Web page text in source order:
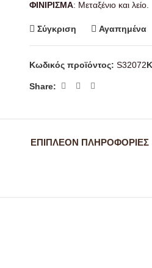
ΦΙΝΙΡΙΣΜΑ: Μεταξένιο και λείο.
Σύγκριση Αγαπημένα
Κωδικός προϊόντος: S32072
Share:
ΕΠΙΠΛΈΟΝ ΠΛΗΡΟΦΟΡΊΕΣ